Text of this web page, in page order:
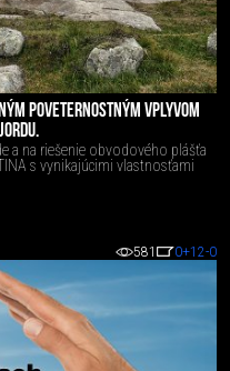
POVETERNOSTNÝM VPLYVOM
a na riešenie obvodového plášťa
s vynikajúcimi vlastnosťami
581 0+12-0